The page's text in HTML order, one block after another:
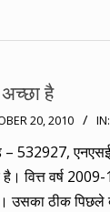
है
20, 2010 IN:
– 532927,
वित्त वर्ष 2009-
ठीक पिछले